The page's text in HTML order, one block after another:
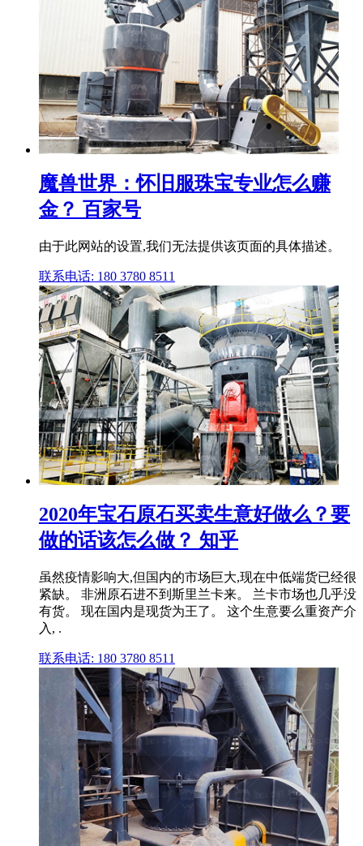
魔兽世界：怀旧服珠宝专业怎么赚
金？ 百家号
由于此网站的设置,我们无法提供该页面的具体描述。
联系电话: 180 3780 8511
2020年宝石原石买卖生意好做么？要
做的话该怎么做？ 知乎
虽然疫情影响大,但国内的市场巨大,现在中低端货已经很
紧缺。 非洲原石进不到斯里兰卡来。 兰卡市场也几乎没
有货。 现在国内是现货为王了。 这个生意要么重资产介
入, .
联系电话: 180 3780 8511